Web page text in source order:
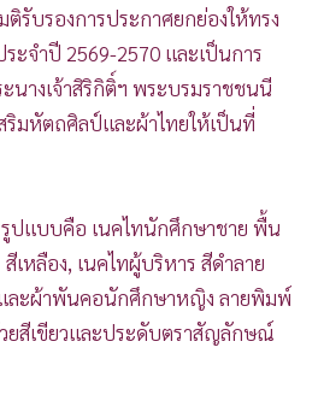
ติรับรองการประกาศยกย่องให้ทรง
ะจำปี 2569-2570 และเป็นการ
นางเจ้าสิริกิติ์ฯ พระบรมราชชนนี
ริมหัตถศิลป์และผ้าไทยให้เป็นที่
แบบคือ เนคไทนักศึกษาชาย พื้น
เหลือง, เนคไทผู้บริหาร สีดำลาย
ละผ้าพันคอนักศึกษาหญิง ลายพิมพ์
ยสีเขียวและประดับตราสัญลักษณ์